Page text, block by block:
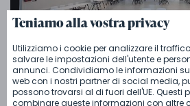
Altre foto
Teniamo alla vostra privacy
Utilizziamo i cookie per analizzare il
salvare le impostazioni dell'utente e
annunci. Condividiamo le informazioni
web con i nostri partner di social media,
possono trovarsi al di fuori dell'UE. Questi
combinare queste informazioni con altre